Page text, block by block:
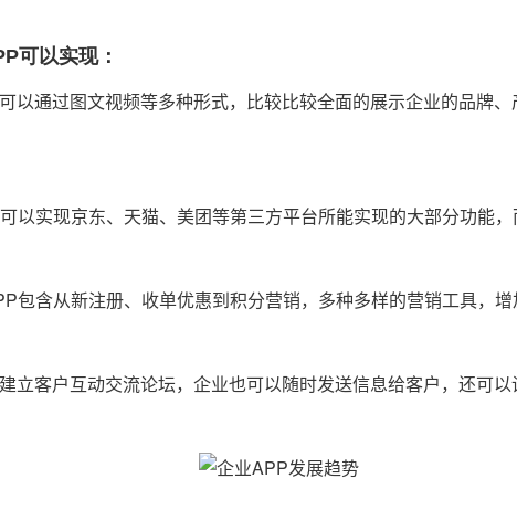
可以实现：
可以通过图文视频等多种形式，比较比较全面的展示企业的品牌
以实现京东、天猫、美团等第三方平台所能实现的大部分功能，
包含从新注册、收单优惠到积分营销，多种多样的营销工具，增
立客户互动交流论坛，企业也可以随时发送信息给客户，还可以